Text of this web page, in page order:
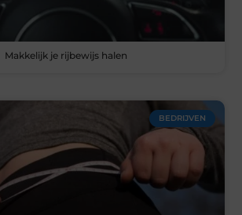
Makkelijk je rijbewijs halen
BEDRIJVEN